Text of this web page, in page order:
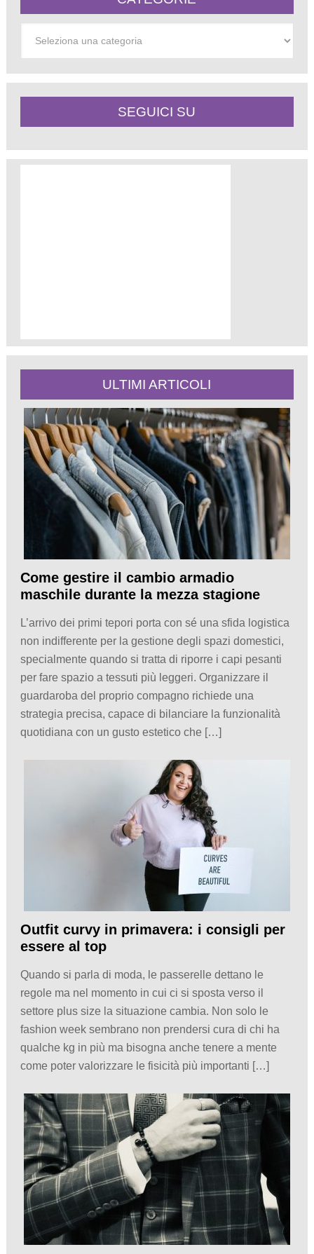
SEGUICI SU
ULTIMI ARTICOLI
Come gestire il cambio armadio
maschile durante la mezza stagione
L’arrivo dei primi tepori porta con sé una sfida logistica
non indifferente per la gestione degli spazi domestici,
specialmente quando si tratta di riporre i capi pesanti
per fare spazio a tessuti più leggeri. Organizzare il
guardaroba del proprio compagno richiede una
strategia precisa, capace di bilanciare la funzionalità
quotidiana con un gusto estetico che […]
Outfit curvy in primavera: i consigli per
essere al top
Quando si parla di moda, le passerelle dettano le
regole ma nel momento in cui ci si sposta verso il
settore plus size la situazione cambia. Non solo le
fashion week sembrano non prendersi cura di chi ha
qualche kg in più ma bisogna anche tenere a mente
come poter valorizzare le fisicità più importanti […]